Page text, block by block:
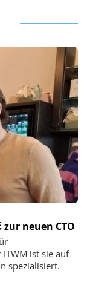
neuen CTO
ist sie auf
spezialisiert.